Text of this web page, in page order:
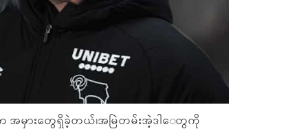
အမှားတွေရှိခဲ့တယ်၊အမြဲတမ်းအဲ့ဒါ‌ေတွကို